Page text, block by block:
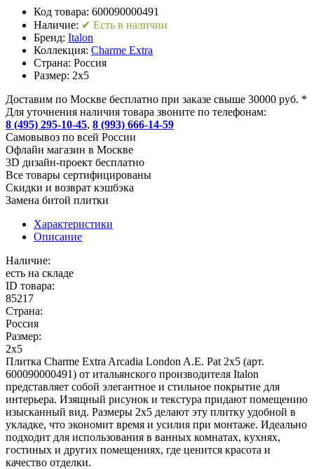
Код товара: 600090000491
Наличие: ✔ Есть в наличии
Бренд: Italon
Коллекция: Charme Extra
Страна: Россия
Размер: 2x5
Доставим по Москве бесплатно при заказе свыше 30000 руб. *
Для уточнения наличия товара звоните по телефонам:
8 (495) 295-10-45, 8 (993) 666-14-59
Cамовывоз по всей России
Офлайн магазин в Москве
3D дизайн-проект бесплатно
Все товары сертифицированы
Скидки и возврат кэшбэка
Замена битой плитки
Характеристики
Описание
Наличие:
есть на складе
ID товара:
85217
Страна:
Россия
Размер:
2x5
Плитка Charme Extra Arcadia London A.E. Pat 2x5 (арт.
600090000491) от итальянского производителя Italon
представляет собой элегантное и стильное покрытие для
интерьера. Изящный рисунок и текстура придают помещению
изысканный вид. Размеры 2x5 делают эту плитку удобной в
укладке, что экономит время и усилия при монтаже. Идеально
подходит для использования в ванных комнатах, кухнях,
гостиных и других помещениях, где ценится красота и
качество отделки.